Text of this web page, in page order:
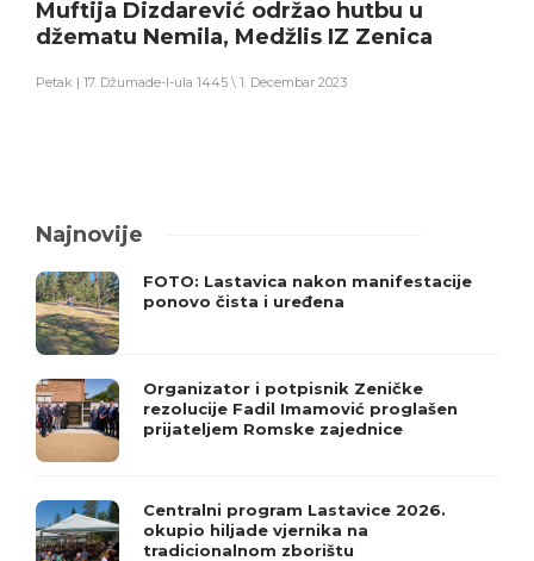
Muftija Dizdarević održao hutbu u
džematu Nemila, Medžlis IZ Zenica
Petak | 17. Džumade-l-ula 1445 \ 1. Decembar 2023
Najnovije
FOTO: Lastavica nakon manifestacije
ponovo čista i uređena
Organizator i potpisnik Zeničke
rezolucije Fadil Imamović proglašen
prijateljem Romske zajednice
Centralni program Lastavice 2026.
okupio hiljade vjernika na
tradicionalnom zborištu